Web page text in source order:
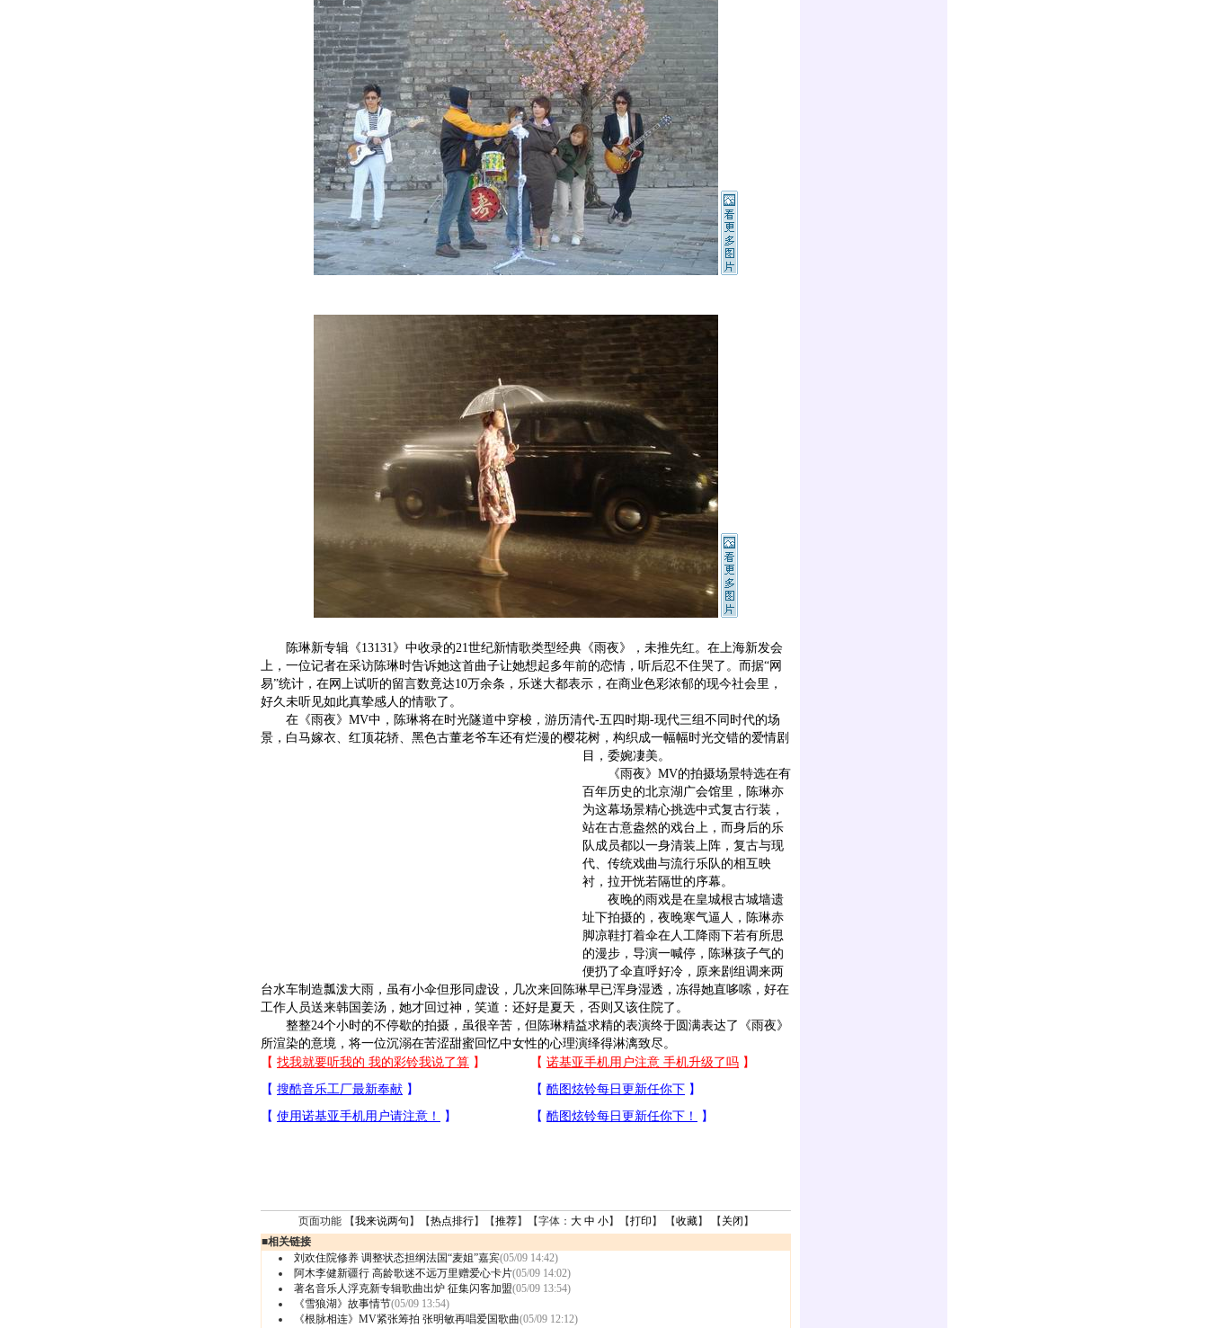
陈琳新专辑《13131》中收录的21世纪新情歌类型经典《雨夜》，未推先红。在上海新发会
上，一位记者在采访陈琳时告诉她这首曲子让她想起多年前的恋情，听后忍不住哭了。而据“网
易”统计，在网上试听的留言数竟达10万余条，乐迷大都表示，在商业色彩浓郁的现今社会里，
好久未听见如此真挚感人的情歌了。
在《雨夜》MV中，陈琳将在时光隧道中穿梭，游历清代-五四时期-现代三组不同时代的场
景，白马嫁衣、红顶花轿、黑色古董老爷车还有烂漫的樱花树，构织成一幅幅时光交错的爱情剧
目，委婉凄美。
《雨夜》MV的拍摄场景特选在有
百年历史的北京湖广会馆里，陈琳亦
为这幕场景精心挑选中式复古行装，
站在古意盎然的戏台上，而身后的乐
队成员都以一身清装上阵，复古与现
代、传统戏曲与流行乐队的相互映
衬，拉开恍若隔世的序幕。
夜晚的雨戏是在皇城根古城墙遗
址下拍摄的，夜晚寒气逼人，陈琳赤
脚凉鞋打着伞在人工降雨下若有所思
的漫步，导演一喊停，陈琳孩子气的
便扔了伞直呼好冷，原来剧组调来两
台水车制造瓢泼大雨，虽有小伞但形同虚设，几次来回陈琳早已浑身湿透，冻得她直哆嗦，好在
工作人员送来韩国姜汤，她才回过神，笑道：还好是夏天，否则又该住院了。
整整24个小时的不停歇的拍摄，虽很辛苦，但陈琳精益求精的表演终于圆满表达了《雨夜》
所渲染的意境，将一位沉溺在苦涩甜蜜回忆中女性的心理演绎得淋漓致尽。
页面功能 【我来说两句 】【热点排行】【推荐】【字体： 大 中 小】【打印 】 【收藏】 【 关闭 】
■相关链接
刘欢住院修养 调整状态担纲法国“麦姐”嘉宾(05/09 14:42)
阿木李健新疆行 高龄歌迷不远万里赠爱心卡片(05/09 14:02)
著名音乐人浮克新专辑歌曲出炉 征集闪客加盟(05/09 13:54)
《雪狼湖》故事情节(05/09 13:54)
《根脉相连》MV紧张筹拍 张明敏再唱爱国歌曲(05/09 12:12)